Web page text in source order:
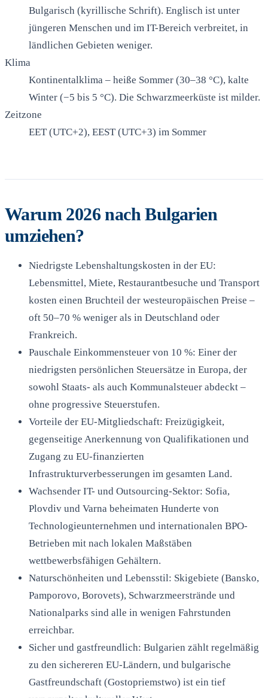
Bulgarisch (kyrillische Schrift). Englisch ist unter
jüngeren Menschen und im IT-Bereich verbreitet, in
ländlichen Gebieten weniger.
Klima
Kontinentalklima – heiße Sommer (30–38 °C), kalte
Winter (−5 bis 5 °C). Die Schwarzmeerküste ist milder.
Zeitzone
EET (UTC+2), EEST (UTC+3) im Sommer
Warum 2026 nach Bulgarien
umziehen?
Niedrigste Lebenshaltungskosten in der EU:
Lebensmittel, Miete, Restaurantbesuche und Transport
kosten einen Bruchteil der westeuropäischen Preise –
oft 50–70 % weniger als in Deutschland oder
Frankreich.
Pauschale Einkommensteuer von 10 %: Einer der
niedrigsten persönlichen Steuersätze in Europa, der
sowohl Staats- als auch Kommunalsteuer abdeckt –
ohne progressive Steuerstufen.
Vorteile der EU-Mitgliedschaft: Freizügigkeit,
gegenseitige Anerkennung von Qualifikationen und
Zugang zu EU-finanzierten
Infrastrukturverbesserungen im gesamten Land.
Wachsender IT- und Outsourcing-Sektor: Sofia,
Plovdiv und Varna beheimaten Hunderte von
Technologieunternehmen und internationalen BPO-
Betrieben mit nach lokalen Maßstäben
wettbewerbsfähigen Gehältern.
Naturschönheiten und Lebensstil: Skigebiete (Bansko,
Pamporovo, Borovets), Schwarzmeerstrände und
Nationalparks sind alle in wenigen Fahrstunden
erreichbar.
Sicher und gastfreundlich: Bulgarien zählt regelmäßig
zu den sichereren EU-Ländern, und bulgarische
Gastfreundschaft (Gostopriemstwo) ist ein tief